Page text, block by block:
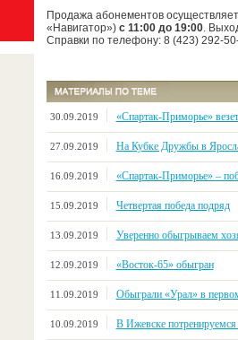
Продажа абонементов
«Навигатор») с 11:00 до 19:00.
Справки по телефону: 8 (423) 292-
30.09.2019 «Спартак-Приморье»
27.09.2019 На Кубке Дружбы в
16.09.2019 «Спартак-Приморье» –
15.09.2019 Четвертая победа подряд
13.09.2019 Уверенно обыгрываем
12.09.2019 «Восток-65» обыгран
11.09.2019 Обыграли «Урал» в
10.09.2019 В Ижевске